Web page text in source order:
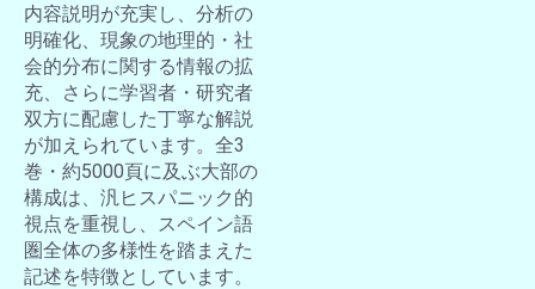
内容説明が充実し、分析の
明確化、現象の地理的・社
会的分布に関する情報の拡
充、さらに学習者・研究者
双方に配慮した丁寧な解説
が加えられています。全3
巻・約5000頁に及ぶ大部の
構成は、汎ヒスパニック的
視点を重視し、スペイン語
圏全体の多様性を踏まえた
記述を特徴としています。